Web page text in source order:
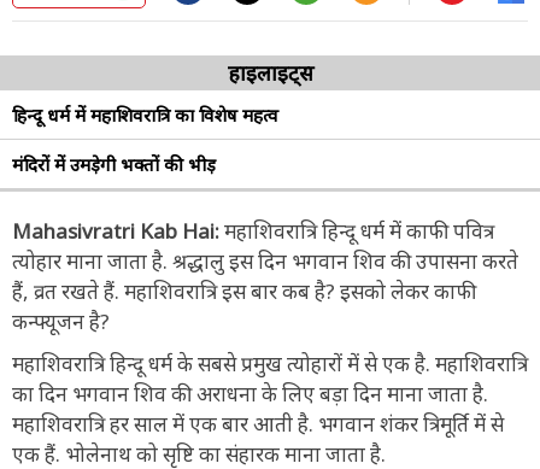
हाइलाइट्स
हिन्दू धर्म में महाशिवरात्रि का विशेष महत्व
मंदिरों में उमड़ेगी भक्तों की भीड़
Mahasivratri Kab Hai:महाशिवरात्रि हिन्दू धर्म में काफी पवित्र
त्योहार माना जाता है. श्रद्धालु इस दिन भगवान शिव की उपासना करते
हैं, व्रत रखते हैं. महाशिवरात्रि इस बार कब है? इसको लेकर काफी
कन्फ्यूजन है?
महाशिवरात्रि हिन्दू धर्म के सबसे प्रमुख त्योहारों में से एक है. महाशिवरात्रि
का दिन भगवान शिव की अराधना के लिए बड़ा दिन माना जाता है.
महाशिवरात्रि हर साल में एक बार आती है. भगवान शंकर त्रिमूर्ति में से
एक हैं. भोलेनाथ को सृष्टि का संहारक माना जाता है.